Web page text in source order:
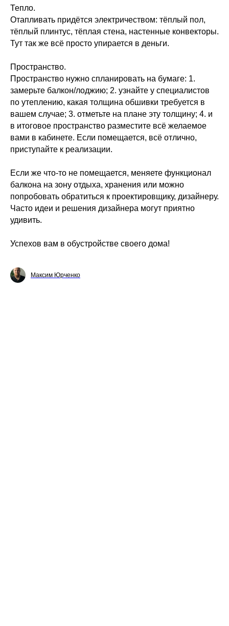
Тепло.
Отапливать придётся электричеством: тёплый пол,
тёплый плинтус, тёплая стена, настенные конвекторы.
Тут так же всё просто упирается в деньги.
Пространство.
Пространство нужно спланировать на бумаге: 1.
замерьте балкон/лоджию; 2. узнайте у специалистов
по утеплению, какая толщина обшивки требуется в
вашем случае; 3. отметьте на плане эту толщину; 4. и
в итоговое пространство разместите всё желаемое
вами в кабинете. Если помещается, всё отлично,
приступайте к реализации.
Если же что-то не помещается, меняете функционал
балкона на зону отдыха, хранения или можно
попробовать обратиться к проектировщику, дизайнеру.
Часто идеи и решения дизайнера могут приятно
удивить.
Успехов вам в обустройстве своего дома!
Максим Юрченко